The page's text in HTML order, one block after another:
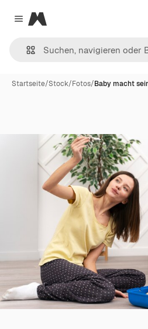
Close menu
Magnific
Startseite/Stock/Fotos/Baby macht